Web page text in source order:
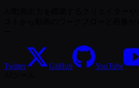
Twitter GitHub YouTube